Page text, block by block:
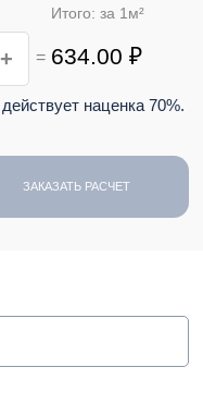
+ =
Итого: за 1 м²
634.00 ₽
действует наценка 70%.
ЗАКАЗАТЬ РАСЧЕТ